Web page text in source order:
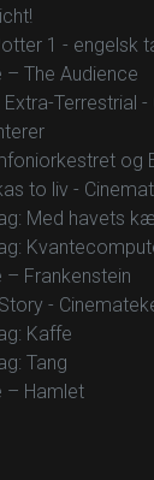
1 - engelsk
– The Audience
Extra-Terrestrial
og
to liv -
Med havets
– Frankenstein
-
Kaffe
Tang
– Hamlet